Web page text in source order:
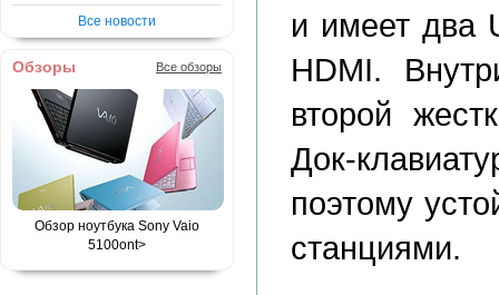
Все новости
Обзоры Все обзоры
Обзор ноутбука Sony Vaio
5100ont>
и имеет два
HDMI.
второй
Док-
поэтому
станциями.